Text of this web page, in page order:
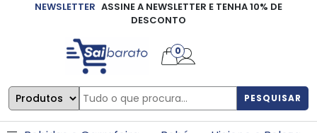
NEWSLETTER ASSINE A NEWSLETTER E TENHA 10% DE
DESCONTO
PESQUISAR
0